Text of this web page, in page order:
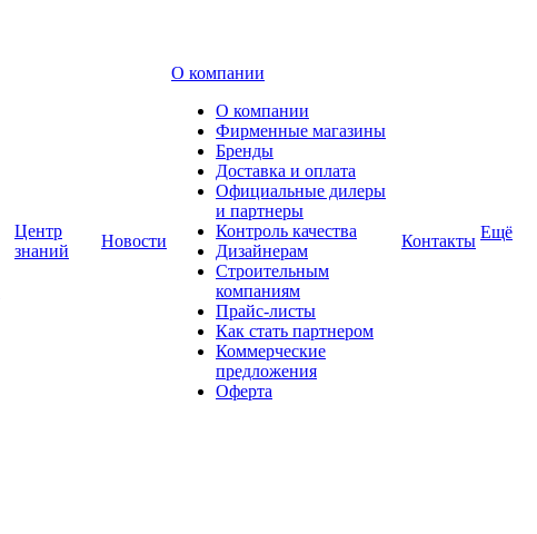
Центр
знаний
Новости
О компании
О компании
Фирменные магазины
Бренды
Доставка и оплата
Официальные дилеры
и партнеры
Контроль качества
Дизайнерам
Строительным
компаниям
Прайс-листы
Как стать партнером
Коммерческие
предложения
Оферта
Контакты Ещё